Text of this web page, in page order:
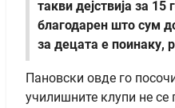
такви дејствија за
благодарен што сум
за децата е поинаку,
Пановски овде го
училишните клупи не се